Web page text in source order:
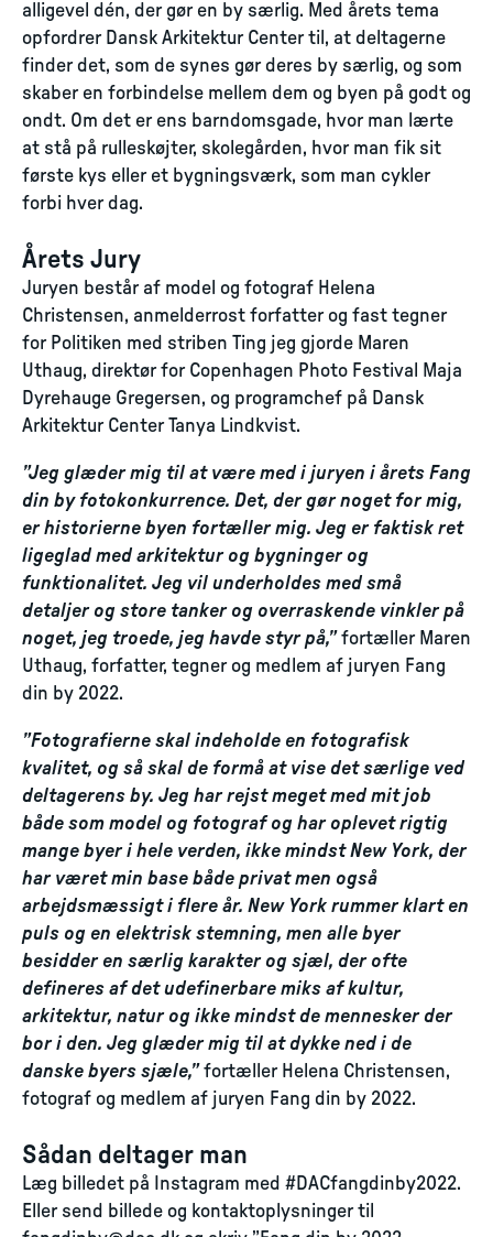
alligevel dén, der gør en by særlig. Med årets tema
opfordrer Dansk Arkitektur Center til, at deltagerne
finder det, som de synes gør deres by særlig, og som
skaber en forbindelse mellem dem og byen på godt og
ondt. Om det er ens barndomsgade, hvor man lærte
at stå på rulleskøjter, skolegården, hvor man fik sit
første kys eller et bygningsværk, som man cykler
forbi hver dag.
Årets Jury
Juryen består af model og fotograf Helena
Christensen, anmelderrost forfatter og fast tegner
for Politiken med striben Ting jeg gjorde Maren
Uthaug, direktør for Copenhagen Photo Festival Maja
Dyrehauge Gregersen, og programchef på Dansk
Arkitektur Center Tanya Lindkvist.
”Jeg glæder mig til at være med i juryen i årets Fang
din by fotokonkurrence. Det, der gør noget for mig,
er historierne byen fortæller mig. Jeg er faktisk ret
ligeglad med arkitektur og bygninger og
funktionalitet. Jeg vil underholdes med små
detaljer og store tanker og overraskende vinkler på
noget, jeg troede, jeg havde styr på,”fortæller Maren
Uthaug, forfatter, tegner og medlem af juryen Fang
din by 2022.
”Fotografierne skal indeholde en fotografisk
kvalitet, og så skal de formå at vise det særlige ved
deltagerens by. Jeg har rejst meget med mit job
både som model og fotograf og har oplevet rigtig
mange byer i hele verden, ikke mindst New York, der
har været min base både privat men også
arbejdsmæssigt i flere år. New York rummer klart en
puls og en elektrisk stemning, men alle byer
besidder en særlig karakter og sjæl, der ofte
defineres af det udefinerbare miks af kultur,
arkitektur, natur og ikke mindst de mennesker der
bor i den. Jeg glæder mig til at dykke ned i de
danske byers sjæle,”fortæller Helena Christensen,
fotograf og medlem af juryen Fang din by 2022.
Sådan deltager man
Læg billedet på Instagram med #DACfangdinby2022.
Eller send billede og kontaktoplysninger til